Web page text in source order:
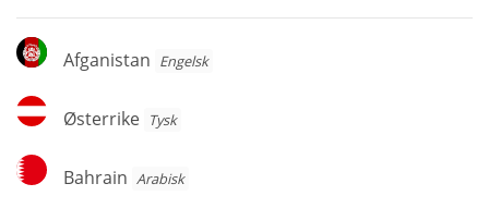
Afganistan
Afganistan Engelsk
Østerrike
Østerrike Tysk
Bahrain
Bahrain Arabisk